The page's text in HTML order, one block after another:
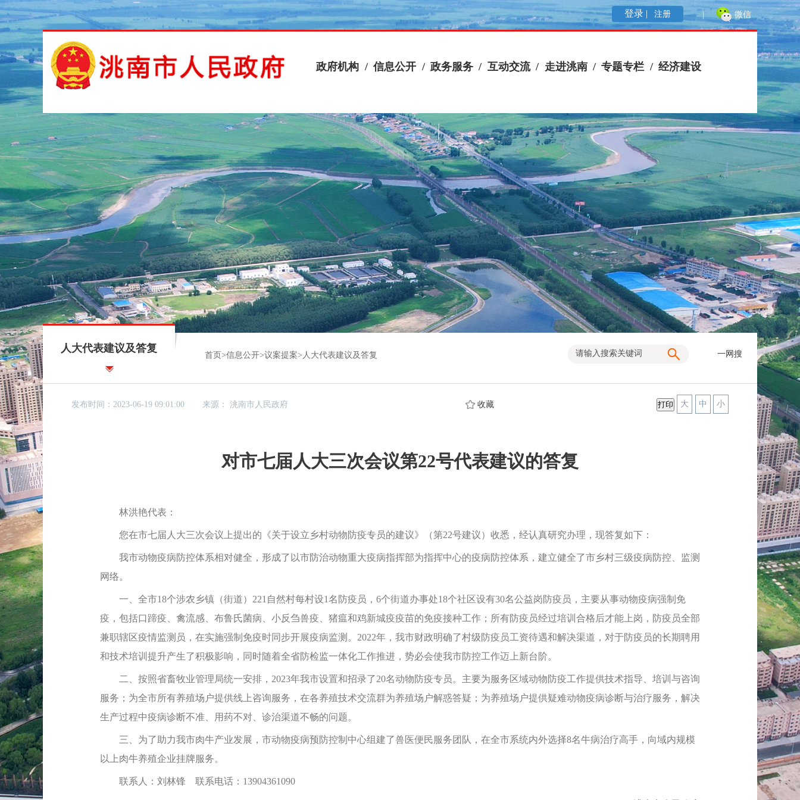
微信
|
登录 | 注册
政府机构 / 信息公开 / 政务服务 / 互动交流 / 走进洮南 / 专题专栏 / 经济建设
人大代表建议及答复
首页 >信息公开>议案提案> 人大代表建议及答复 一网搜
发布时间：2023-06-19 09:01:00 来源：洮南市人民政府 小
中
大
收藏
对市七届人大三次会议第22号代表建议的答复
林洪艳代表：
您在市七届人大三次会议上提出的《关于设立乡村动物防疫专员的建议》（第22号建议）收悉，经认真研究办理，现答复如下：
我市动物疫病防控体系相对健全，形成了以市防治动物重大疫病指挥部为指挥中心的疫病防控体系，建立健全了市乡村三级疫病防控、监测
网络。
一、全市18个涉农乡镇（街道）221自然村每村设1名防疫员，6个街道办事处18个社区设有30名公益岗防疫员，主要从事动物疫病强制免
疫，包括口蹄疫、禽流感、布鲁氏菌病、小反刍兽疫、猪瘟和鸡新城疫疫苗的免疫接种工作；所有防疫员经过培训合格后才能上岗，防疫员全部
兼职辖区疫情监测员，在实施强制免疫时同步开展疫病监测。2022年，我市财政明确了村级防疫员工资待遇和解决渠道，对于防疫员的长期聘用
和技术培训提升产生了积极影响，同时随着全省防检监一体化工作推进，势必会使我市防控工作迈上新台阶。
二、按照省畜牧业管理局统一安排，2023年我市设置和招录了20名动物防疫专员。主要为服务区域动物防疫工作提供技术指导、培训与咨询
服务；为全市所有养殖场户提供线上咨询服务，在各养殖技术交流群为养殖场户解惑答疑；为养殖场户提供疑难动物疫病诊断与治疗服务，解决
生产过程中疫病诊断不准、用药不对、诊治渠道不畅的问题。
三、为了助力我市肉牛产业发展，市动物疫病预防控制中心组建了兽医便民服务团队，在全市系统内外选择8名牛病治疗高手，向域内规模
以上肉牛养殖企业挂牌服务。
联系人：刘林锋 联系电话：13904361090